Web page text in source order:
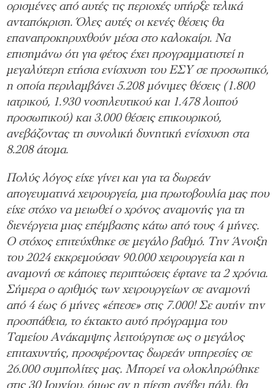
ορισμένες από αυτές τις περιοχές υπήρξε τελικά
ανταπόκριση. Όλες αυτές οι κενές θέσεις θα
επαναπροκηρυχθούν μέσα στο καλοκαίρι. Να
επισημάνω ότι για φέτος έχει προγραμματιστεί η
μεγαλύτερη ετήσια ενίσχυση του ΕΣΥ σε προσωπικό,
η οποία περιλαμβάνει 5.208 μόνιμες θέσεις (1.800
ιατρικού, 1.930 νοσηλευτικού και 1.478 λοιπού
προσωπικού) και 3.000 θέσεις επικουρικού,
ανεβάζοντας τη συνολική δυνητική ενίσχυση στα
8.208 άτομα.
Πολύς λόγος είχε γίνει και για τα δωρεάν
απογευματινά χειρουργεία, μια πρωτοβουλία μας που
είχε στόχο να μειωθεί ο χρόνος αναμονής για τη
διενέργεια μιας επέμβασης κάτω από τους 4 μήνες.
Ο στόχος επιτεύχθηκε σε μεγάλο βαθμό. Την Άνοιξη
του 2024 εκκρεμούσαν 90.000 χειρουργεία και η
αναμονή σε κάποιες περιπτώσεις έφτανε τα 2 χρόνια.
Σήμερα ο αριθμός των χειρουργείων σε αναμονή
από 4 έως 6 μήνες «έπεσε» στις 7.000! Σε αυτήν την
προσπάθεια, το έκτακτο αυτό πρόγραμμα του
Ταμείου Ανάκαμψης λειτούργησε ως ο μεγάλος
επιταχυντής, προσφέροντας δωρεάν υπηρεσίες σε
26.000 συμπολίτες μας. Μπορεί να ολοκληρώθηκε